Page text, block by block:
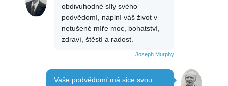
obdivuhodné síly svého
podvědomí, naplní váš život v
netušené míře moc, bohatství,
zdraví, štěstí a radost.
Joseph Murphy
Vaše podvědomí má sice svou